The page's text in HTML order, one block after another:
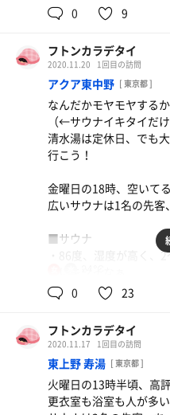
今は定員減らして4人
・スチームのヨモギサ
塩もあり、香りも良く
蒸気がワワワッと出る！
■水風呂
・露天と室内に2つあり
くて快適！
ちょっとぬるいけど、
ちょうど良いかな
■■感想■■
街の銭湯に2つのサウナ
大露天風呂はアルカリ
も！ただ整いかけてフ
開店と同時だったから
盛り上がってる、でも
スチームの中では、こ
ヌシがいて、氷まで分
フトンカラデテヨカッ
0 9
フトンカラデタイ
2020.11.20 1回目の訪問
アクア東中野 [ 東京都 ]
なんだかモヤモヤする
（←サウナイキタイだけ
清水湯は定休日、でも
行こう！
金曜日の18時、空いて
広いサウナは1名の先客
■サウナ
・86度、湿度が高く、
でも広いサウナ室に1〜
■水風呂
・14度！きたー♡キンキ
誰に言えばいいか分か
す。
・24度の屋外プール
14度の水風呂の後だと
0 23
フトンカラデタイ
2020.11.17 1回目の訪問
東上野 寿湯 [ 東京都 ]
火曜日の13時半頃、高
更衣室も浴室も人が多い